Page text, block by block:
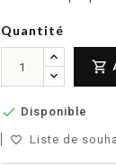
Quantité

 Disponible
favorite_border Liste de